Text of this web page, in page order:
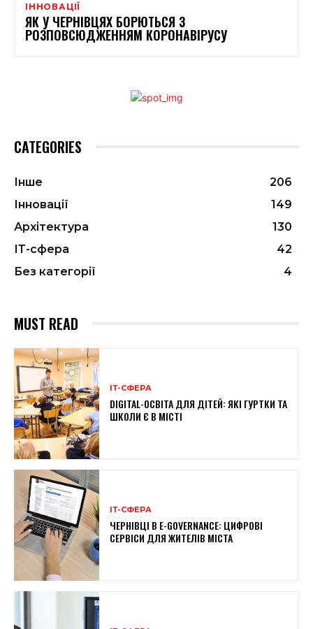
ІННОВАЦІЇ
ЯК У ЧЕРНІВЦЯХ БОРЮТЬСЯ З
РОЗПОВСЮДЖЕННЯМ КОРОНАВІРУСУ
CATEGORIES
Інше
206
Інновації
149
Архітектура
130
ІТ-сфера
42
Без категорії
4
MUST READ
ІТ-СФЕРА
DIGITAL-ОСВІТА ДЛЯ ДІТЕЙ: ЯКІ ГУРТКИ ТА
ШКОЛИ Є В МІСТІ
ІТ-СФЕРА
ЧЕРНІВЦІ В E-GOVERNANCE: ЦИФРОВІ
СЕРВІСИ ДЛЯ ЖИТЕЛІВ МІСТА